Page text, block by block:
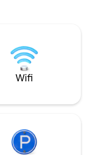
Wifi